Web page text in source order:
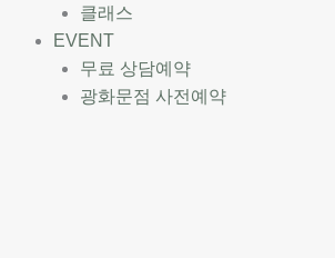
클래스
EVENT
무료 상담예약
광화문점 사전예약